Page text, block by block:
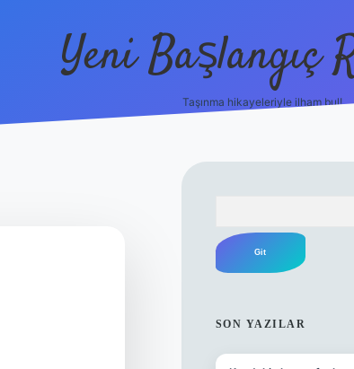
Yeni Başlangıç
Taşınma hikayeleriyle ilham bul!
SON YAZILAR